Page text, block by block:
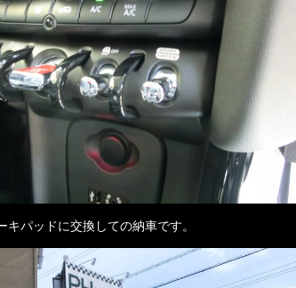
キパッドに交換しての納車です。